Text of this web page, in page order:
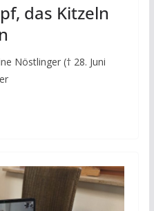
das Kitzeln
Nöstlinger († 28. Juni